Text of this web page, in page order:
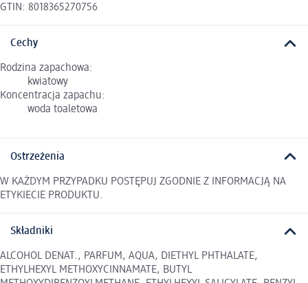
GTIN: 8018365270756
Cechy
Rodzina zapachowa:
kwiatowy
Koncentracja zapachu:
woda toaletowa
Ostrzeżenia
W KAŻDYM PRZYPADKU POSTĘPUJ ZGODNIE Z INFORMACJĄ NA
ETYKIECIE PRODUKTU.
Składniki
ALCOHOL DENAT., PARFUM, AQUA, DIETHYL PHTHALATE,
ETHYLHEXYL METHOXYCINNAMATE, BUTYL